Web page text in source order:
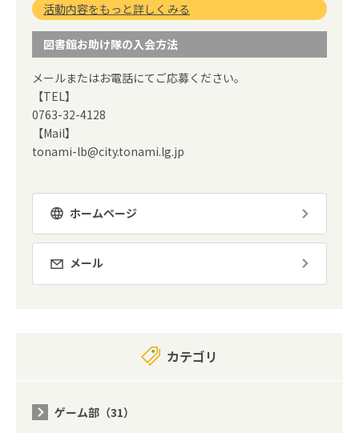
活動内容をもっと詳しくみる
図書館お助け隊の入会方法
メールまたはお電話にてご応募ください。
【TEL】
0763-32-4128
【Mail】
tonami-lb@city.tonami.lg.jp
ホームページ
メール
カテゴリ
ゲーム部（31）